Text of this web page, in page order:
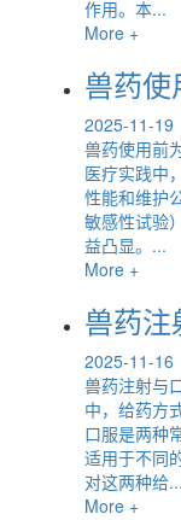
作用。本...
More +
兽药
2025-11-19
兽药使用前
医疗实践中
性能和维护
敏感性试验
益凸显。...
More +
兽药
2025-11-16
兽药注射与
中，给药方
口服是两种
适用于不同
对这两种给...
More +